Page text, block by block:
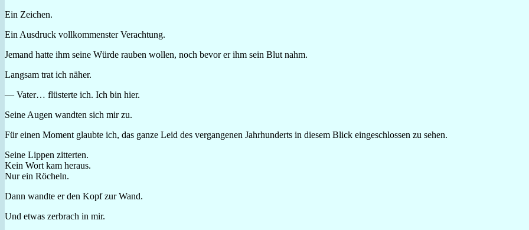
Ein Zeichen.
Ein Ausdruck vollkommenster Verachtung.
Jemand hatte ihm seine Würde rauben wollen, noch bevor er ihm sein Blut nahm.
Langsam trat ich näher.
— Vater… flüsterte ich. Ich bin hier.
Seine Augen wandten sich mir zu.
Für einen Moment glaubte ich, das ganze Leid des vergangenen Jahrhunderts in diesem Blick eingeschlossen zu sehen.
Seine Lippen zitterten.
Kein Wort kam heraus.
Nur ein Röcheln.
Dann wandte er den Kopf zur Wand.
Und etwas zerbrach in mir.